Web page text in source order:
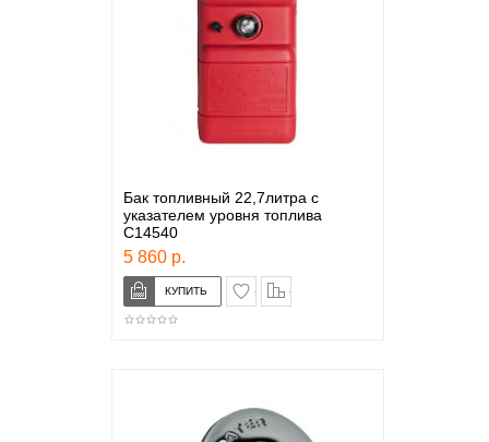
Бак топливный 22,7литра с
указателем уровня топлива
C14540
5 860 р.
в закладки